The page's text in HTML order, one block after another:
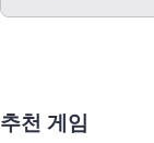
추천 게임